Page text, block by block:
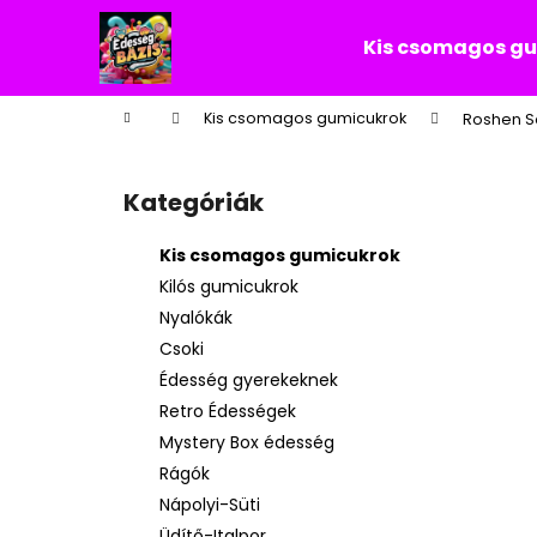
tartalomhoz
Kis csomagos
KezdőlapKis csomagos gumicukrok Roshen
Kategóriák
átugrása
Kategóriák
Kis csomagos gumicukrok
Kilós gumicukrok
Nyalókák
Csoki
Édesség gyerekeknek
Retro Édességek
Mystery Box édesség
Rágók
Nápolyi-Süti
á
Vissza
a boltba
Vissza
a boltba